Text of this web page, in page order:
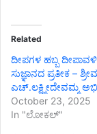
Related
ದೀಪಗಳ ಹಬ್ಬ
ಸುಜ್ಞಾನದ ಪ್ರತೀಕ –
ಎಚ್.ಲಕ್ಷ್ಮೀದೇವಮ್ಮ
October 23, 2025
In "ಲೋಕಲ್"